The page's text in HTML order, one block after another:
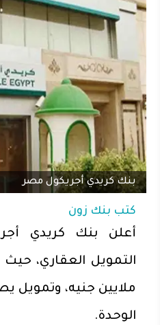
بنك كريدي أجريكول مصر
كتب بنك زون
أعلن بنك كريدي
الوحدة.